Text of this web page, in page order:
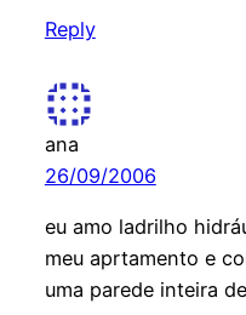
Reply
ana
26/09/2006
eu amo ladrilho
meu aprtamento e
uma parede inteira